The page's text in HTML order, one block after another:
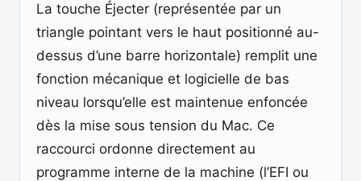
La touche Éjecter (représentée par un
triangle pointant vers le haut positionné au-
dessus d’une barre horizontale) remplit une
fonction mécanique et logicielle de bas
niveau lorsqu’elle est maintenue enfoncée
dès la mise sous tension du Mac. Ce
raccourci ordonne directement au
programme interne de la machine (l’EFI ou